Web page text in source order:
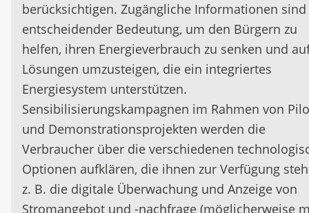
berücksichtigen. Zugängliche Informationen
entscheidender Bedeutung, um den Bürgern zu
helfen, ihren Energieverbrauch zu senken und
Lösungen umzusteigen, die ein integriertes
Energiesystem unterstützen.
Sensibilisierungskampagnen im Rahmen von
und Demonstrationsprojekten werden die
Verbraucher über die verschiedenen
Optionen aufklären, die ihnen zur Verfügung
z. B. die digitale Überwachung und Anzeige von
Stromangebot und -nachfrage (möglicherweise